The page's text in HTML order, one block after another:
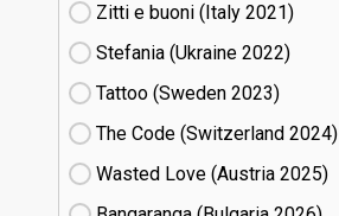
Zitti e buoni​ (Italy
21)
Stefania (Ukraine
22)
Tattoo (Sweden
23)
The Code (Switzerland
24)
Wasted Love (Austria
25)